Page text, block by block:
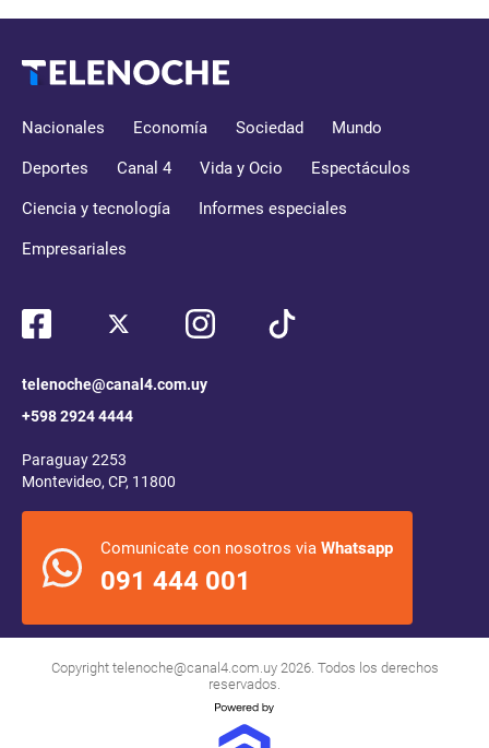
Nacionales Economía Sociedad Mundo
Deportes Canal 4 Vida y Ocio Espectáculos
Ciencia y tecnología Informes especiales
Empresariales
telenoche@canal4.com.uy
+598 2924 4444
Paraguay 2253
Montevideo, CP, 11800
Comunicate con nosotros via Whatsapp
091 444 001
Copyright telenoche@canal4.com.uy2026. Todos los derechos
reservados.